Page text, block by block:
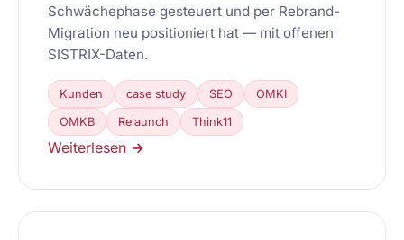
Schwächephase gesteuert und per Rebrand-
Migration neu positioniert hat — mit offenen
SISTRIX-Daten.
Kunden case study SEO OMKI
OMKB Relaunch Think11
Weiterlesen →